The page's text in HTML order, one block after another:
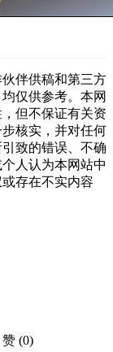
伴供稿和第三方
仅供参考。本网
但不保证有关资
核实，并对任何
致的错误、不确
人认为本网站中
存在不实内容
赞 (0)